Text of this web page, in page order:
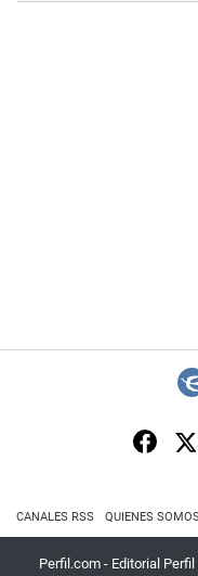
CANALES RSS QUIENES SOMOS
Perfil.com - Editorial Perfil